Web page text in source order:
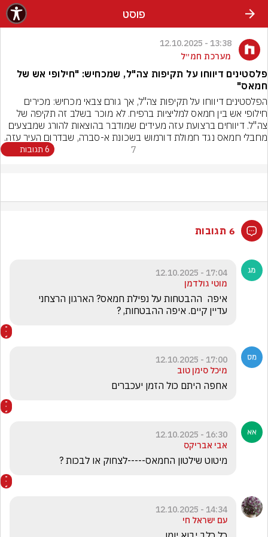
פוסט
13:38 - 12.10.2025
מערכת חמ״ל
פלסטינים דיווחו על תקיפות צה"ל, שמכחיש: "חילופי אש של
חמאס"
חילופי אש בין חמאס למליציות ברפיח. לא מוכר בשלב זה תקיפה של
מחבלי חמאס נגד חמולת דורמוש בשכונת א-סברה, שבדרום העיר עזה.
7 6 תגובות
6 תגובות
17:04 - 12.10.2025
מוטי גולדמן
עדיין קיים. איפה ההבטחות, ?
17:00 - 12.10.2025
מיכל סימן טוב
אחפה היתם כול הזמן יעכברים
16:30 - 12.10.2025
אבי אבריקס
מיטוט שילטון החמאס-----לצחוק או לבכות ?
14:34 - 12.10.2025
עם ישראל חי